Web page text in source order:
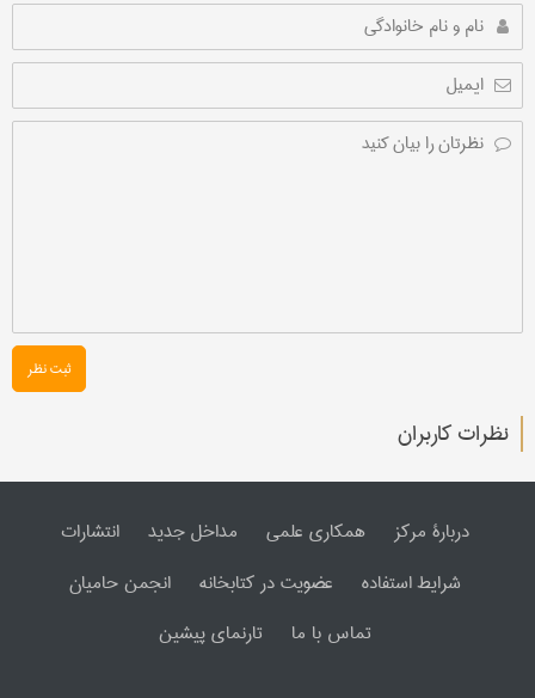
ثبت نظر
نظرات کاربران
دربارۀ مرکز همکاری علمی مداخل جدید
انتشارات
شرایط استفاده
عضویت در کتابخانه
انجمن حامیان
تماس با ما
تارنمای پیشین